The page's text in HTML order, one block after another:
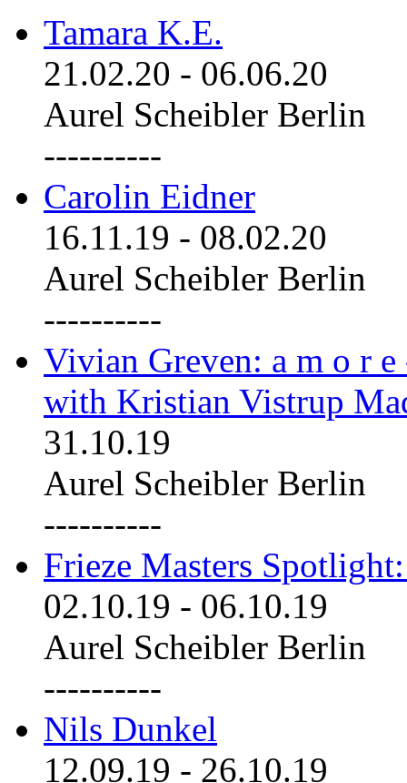
Tamara K.E.
21.02.20 - 06.06.20
Aurel Scheibler Berlin
----------
Carolin Eidner
16.11.19 - 08.02.20
Aurel Scheibler Berlin
----------
Vivian Greven: a m o r
with Kristian Vistrup
31.10.19
Aurel Scheibler Berlin
----------
Frieze Masters
02.10.19 - 06.10.19
Aurel Scheibler Berlin
----------
Nils Dunkel
12.09.19 - 26.10.19